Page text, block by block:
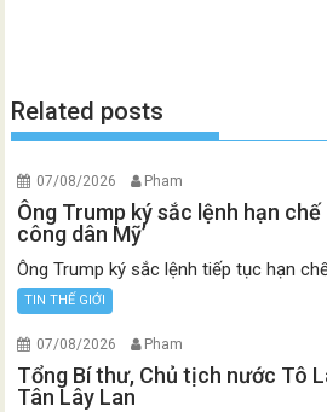
Related posts
07/08/2026 Pham
Ông Trump ký sắc lệnh hạn chế
công dân Mỹ’
Ông Trump ký sắc lệnh tiếp tục hạn
TIN THẾ GIỚI
07/08/2026 Pham
Tổng Bí thư, Chủ tịch nước Tô
Tân Lây Lan